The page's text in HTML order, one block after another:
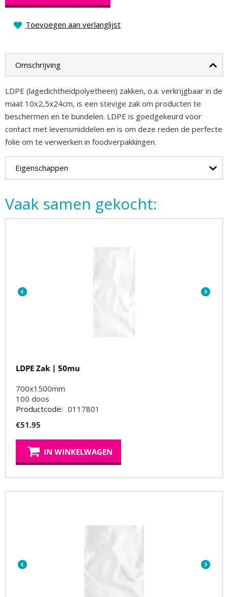
Toevoegen aan verlanglijst
Omschrijving
LDPE (lagedichtheidpolyetheen) zakken, o.a. verkrijgbaar in de
maat 10x2,5x24cm, is een stevige zak om producten te
beschermen en te bundelen. LDPE is goedgekeurd voor
contact met levensmiddelen en is om deze reden de perfecte
folie om te verwerken in foodverpakkingen.
Eigenschappen
Vaak samen gekocht:
LDPE Zak | 50mu
700x1500mm
100 doos
Productcode: 0117801
€51.95
IN WINKELWAGEN